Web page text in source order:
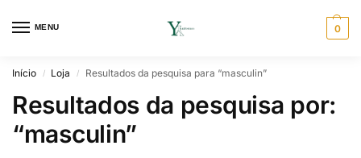
MENU 0
Início / Loja / Resultados da pesquisa para “masculin”
Resultados da pesquisa por:
“masculin”